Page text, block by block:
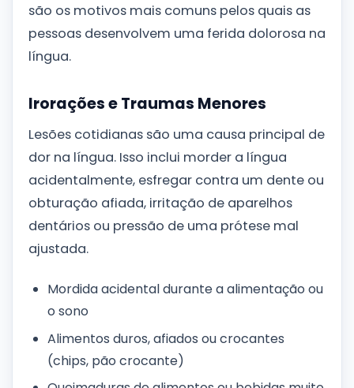
são os motivos mais comuns pelos quais as
pessoas desenvolvem uma ferida dolorosa na
língua.
Irorações e Traumas Menores
Lesões cotidianas são uma causa principal de
dor na língua. Isso inclui morder a língua
acidentalmente, esfregar contra um dente ou
obturação afiada, irritação de aparelhos
dentários ou pressão de uma prótese mal
ajustada.
Mordida acidental durante a alimentação ou
o sono
Alimentos duros, afiados ou crocantes
(chips, pão crocante)